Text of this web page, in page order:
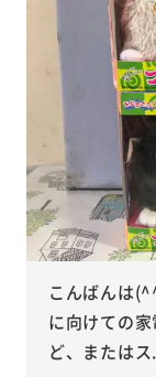
こんばんは
に向けての
ど、またはス